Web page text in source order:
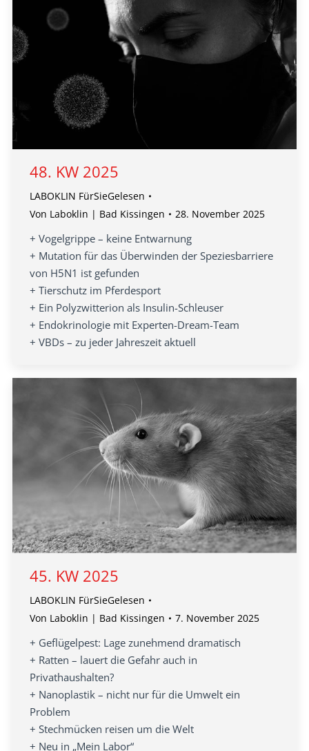
48. KW 2025
LABOKLIN FürSieGelesen
Von Laboklin | Bad Kissingen 28. November 2025
+ Vogelgrippe – keine Entwarnung
+ Mutation für das Überwinden der Speziesbarriere
von H5N1 ist gefunden
+ Tierschutz im Pferdesport
+ Ein Polyzwitterion als Insulin-Schleuser
+ Endokrinologie mit Experten-Dream-Team
+ VBDs – zu jeder Jahreszeit aktuell
45. KW 2025
LABOKLIN FürSieGelesen
Von Laboklin | Bad Kissingen 7. November 2025
+ Geflügelpest: Lage zunehmend dramatisch
+ Ratten – lauert die Gefahr auch in
Privathaushalten?
+ Nanoplastik – nicht nur für die Umwelt ein
Problem
+ Stechmücken reisen um die Welt
+ Neu in „Mein Labor“